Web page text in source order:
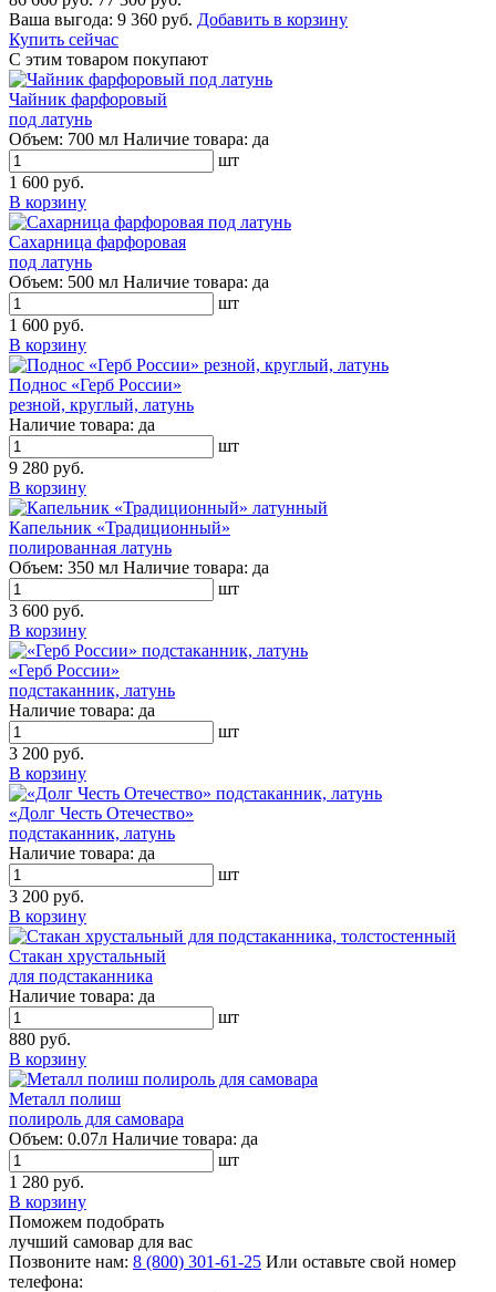
Ваша выгода: 9 360 руб. Добавить в корзину
Купить сейчас
С этим товаром покупают
Чайник фарфоровый
под латунь
Объем: 700 мл Наличие товара: да
шт
1 600 руб.
В корзину
Сахарница фарфоровая
под латунь
Объем: 500 мл Наличие товара: да
шт
1 600 руб.
В корзину
Поднос «Герб России»
резной, круглый, латунь
Наличие товара: да
шт
9 280 руб.
В корзину
Капельник «Традиционный»
полированная латунь
Объем: 350 мл Наличие товара: да
шт
3 600 руб.
В корзину
«Герб России»
подстаканник, латунь
Наличие товара: да
шт
3 200 руб.
В корзину
«Долг Честь Отечество»
подстаканник, латунь
Наличие товара: да
шт
3 200 руб.
В корзину
Стакан хрустальный
для подстаканника
Наличие товара: да
шт
880 руб.
В корзину
Металл полиш
полироль для самовара
Объем: 0.07л Наличие товара: да
шт
1 280 руб.
В корзину
Поможем подобрать
лучший самовар для вас
Позвоните нам: 8 (800) 301-61-25 Или оставьте свой номер
телефона: